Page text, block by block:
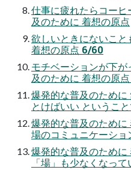
仕事に疲れたらコー
及のために 着想の原点
欲しいときにないこ
着想の原点 6/60
モチベーションが下
及のために 着想の原
爆発的な普及のために
とけばいい というこ
爆発的な普及のため
場のコミュニケーショ
爆発的な普及のため
「場」も少なくな